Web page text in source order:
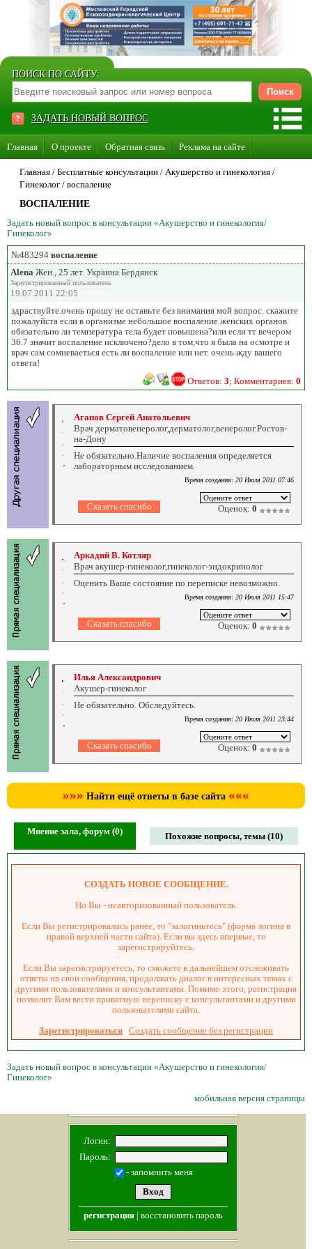
ПОИСК ПО САЙТУ:
ЗАДАТЬ НОВЫЙ ВОПРОС
Главная О проекте Обратная связь Реклама на сайте
Стать консультантом нашего сайта
Главная / Бесплатные консультации / Акушерство и гинекология /
Гинеколог / воспаление
ВОСПАЛЕНИЕ
Задать новый вопрос в консультации «Акушерство и гинекология/
Гинеколог»
№483294 воспаление
Alena Жен., 25 лет. Украина Бердянск
Зарегистрированный пользователь
19.07.2011 22:05
здраствуйте.очень прошу не оставьте без внимания мой вопрос. скажите
пожалуйста если в организме небольшое воспаление женских органов
обязательно ли температура тела будет повышена?или если тт вечером
36.7 значит воспаление исключено?дело в том,что я была на осмотре и
врач сам сомневаеться есть ли воспаление или нет. очень жду вашего
ответа!
Ответов: 3; Комментариев: 0
Агапов Сергей Анатольевич
Врач дерматовенеролог,дерматолог,венеролог.Ростов-
на-Дону
Не обязательно.Наличие воспаления определяется
лабораторным исследованием.
Время создания: 20 Июля 2011 07:46
Оценок: 0
Аркадий В. Котляр
Врач акушер-гинеколог,гинеколог-эндокринолог
Оценить Ваше состояние по переписке невозможно.
Время создания: 20 Июля 2011 15:47
Оценок: 0
Илья Александрович
Акушер-гинеколог
Не обязательно. Обследуйтесь.
Время создания: 20 Июля 2011 23:44
Оценок: 0
»»» Найти ещё ответы в базе сайта «««
Мнение зала, форум (0) Похожие вопросы, темы (10)
СОЗДАТЬ НОВОЕ СООБЩЕНИЕ.
Но Вы - неавторизованный пользователь.
Если Вы регистрировались ранее, то "залогиньтесь" (форма логина в
правой верхней части сайта). Если вы здесь впервые, то
зарегистрируйтесь.
Если Вы зарегистрируетесь, то сможете в дальнейшем отслеживать
ответы на свои сообщения, продолжать диалог в интересных темах с
другими пользователями и консультантами. Помимо этого, регистрация
позволит Вам вести приватную переписку с консультантами и другими
пользователями сайта.
Зарегистрироваться Создать сообщение без регистрации
Задать новый вопрос в консультации «Акушерство и гинекология/
Гинеколог»
мобильная версия страницы
Логин:
Пароль:
- запомнить меня
регистрация| восстановить пароль